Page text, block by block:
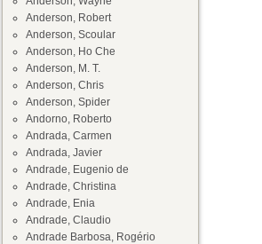
Anderson, Robert
Anderson, Scoular
Anderson, Ho Che
Anderson, M. T.
Anderson, Chris
Anderson, Spider
Andorno, Roberto
Andrada, Carmen
Andrada, Javier
Andrade, Eugenio de
Andrade, Christina
Andrade, Enia
Andrade, Claudio
Andrade Barbosa, Rogério